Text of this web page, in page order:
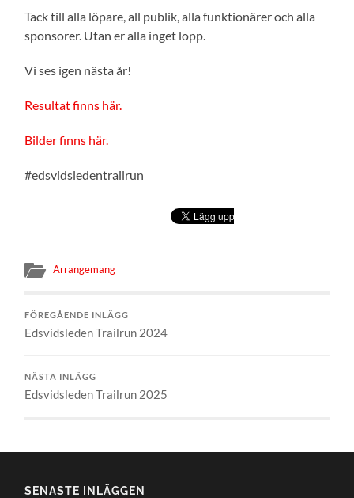
Tack till alla löpare, all publik, alla funktionärer och alla
sponsorer. Utan er alla inget lopp.
Vi ses igen nästa år!
Resultat finns här.
Bilder finns här.
#edsvidsledentrailrun
Arrangemang
FÖREGÅENDE INLÄGG
Edsvidsleden Trailrun 2024
NÄSTA INLÄGG
Edsvidsleden Trailrun 2025
SENASTE INLÄGGEN